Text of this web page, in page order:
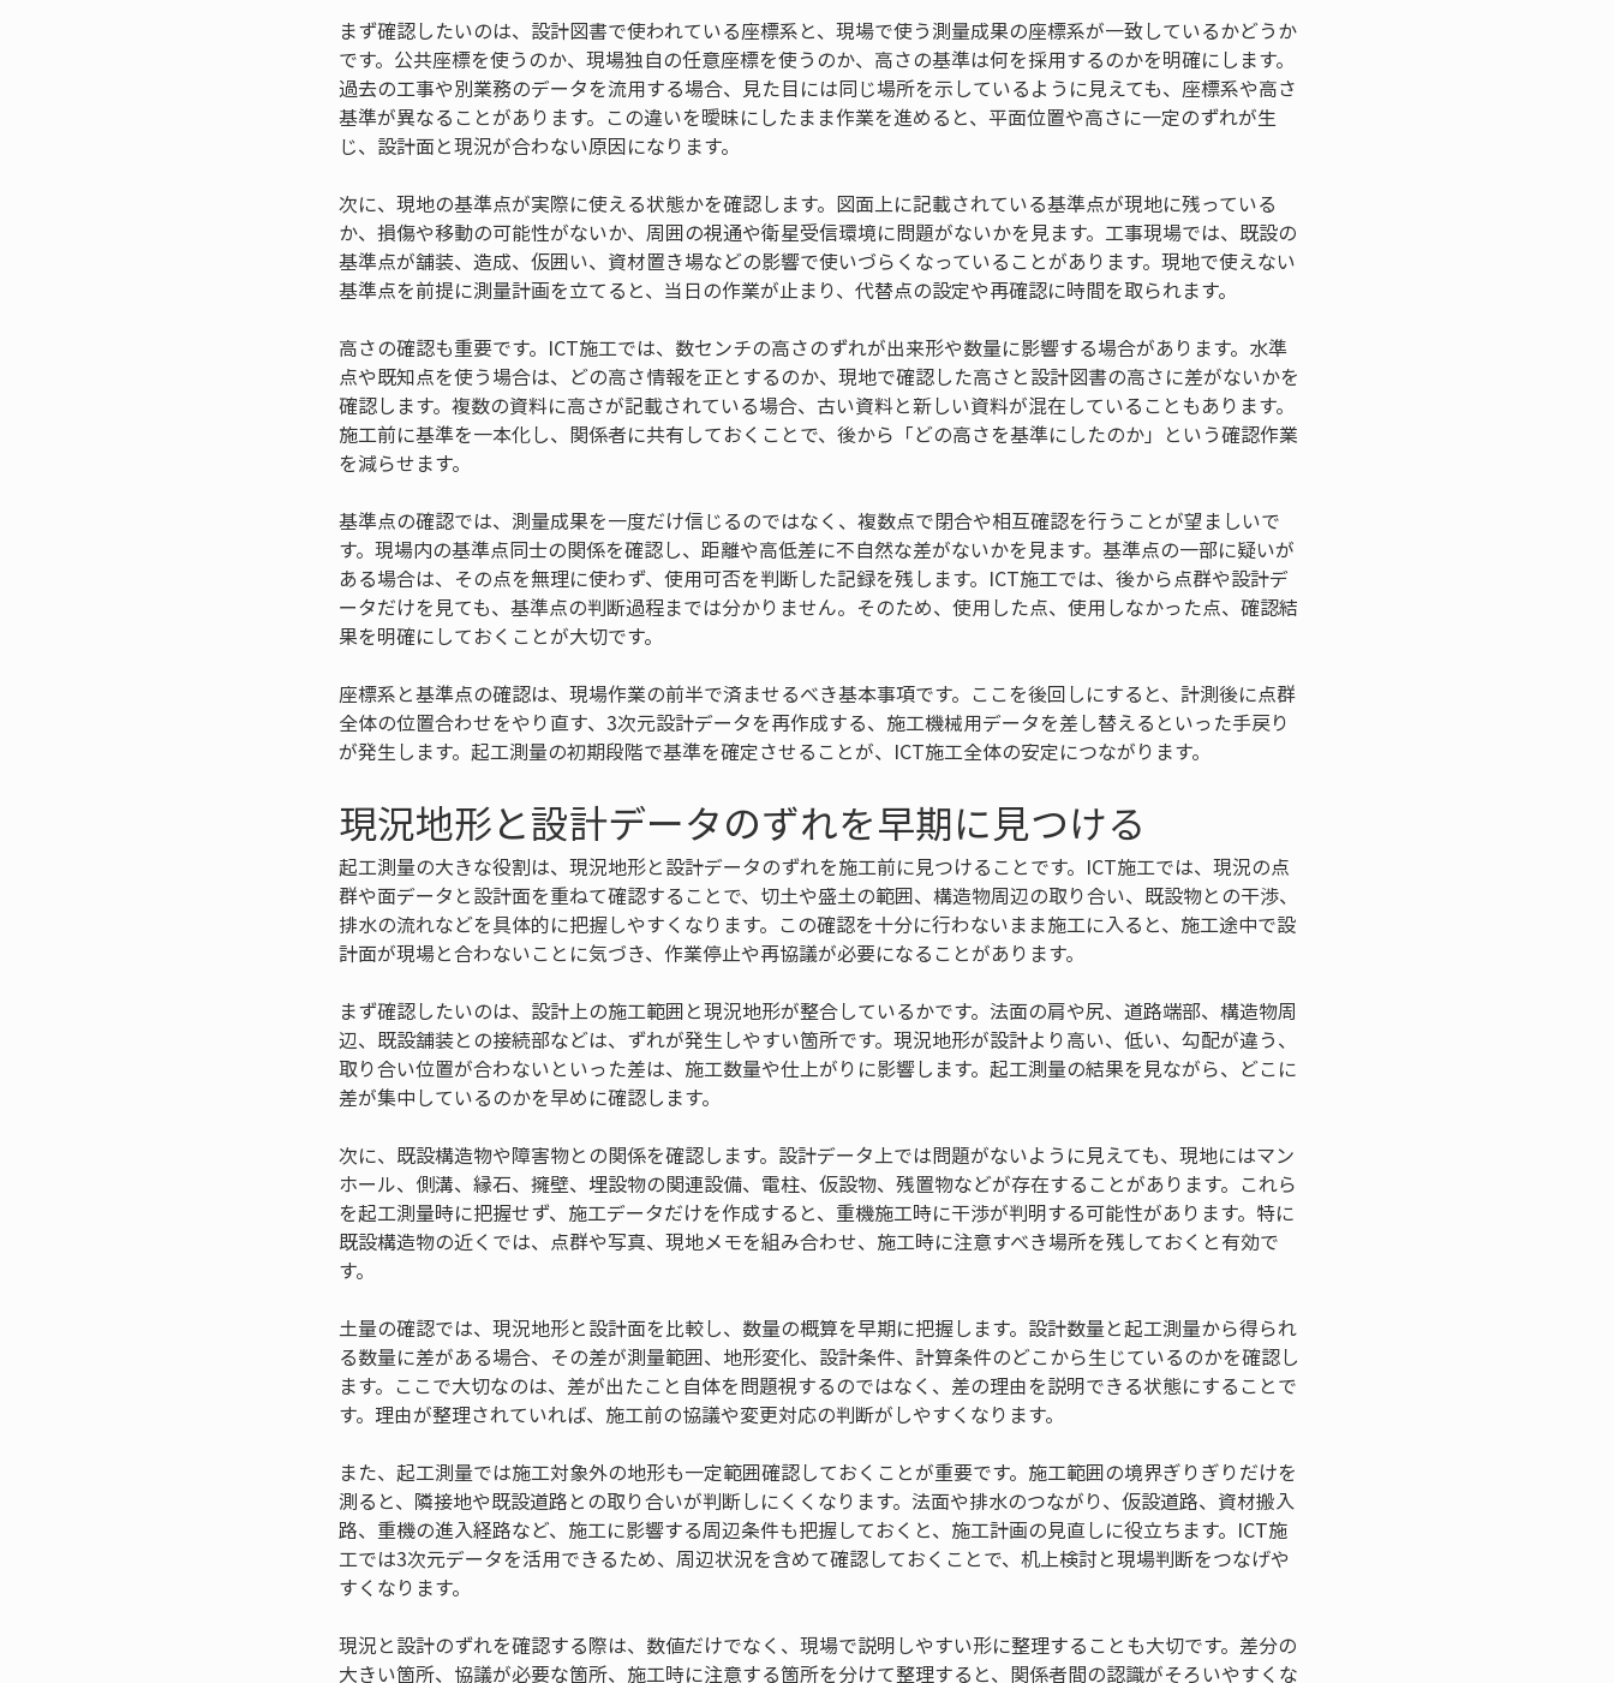
まず確認したいのは、設計図書で使われている座標系と、現場で使う測量成果の座標系が一致しているかどうか
です。公共座標を使うのか、現場独自の任意座標を使うのか、高さの基準は何を採用するのかを明確にします。
過去の工事や別業務のデータを流用する場合、見た目には同じ場所を示しているように見えても、座標系や高さ
基準が異なることがあります。この違いを曖昧にしたまま作業を進めると、平面位置や高さに一定のずれが生
じ、設計面と現況が合わない原因になります。
次に、現地の基準点が実際に使える状態かを確認します。図面上に記載されている基準点が現地に残っている
か、損傷や移動の可能性がないか、周囲の視通や衛星受信環境に問題がないかを見ます。工事現場では、既設の
基準点が舗装、造成、仮囲い、資材置き場などの影響で使いづらくなっていることがあります。現地で使えない
基準点を前提に測量計画を立てると、当日の作業が止まり、代替点の設定や再確認に時間を取られます。
高さの確認も重要です。ICT施工では、数センチの高さのずれが出来形や数量に影響する場合があります。水準
点や既知点を使う場合は、どの高さ情報を正とするのか、現地で確認した高さと設計図書の高さに差がないかを
確認します。複数の資料に高さが記載されている場合、古い資料と新しい資料が混在していることもあります。
施工前に基準を一本化し、関係者に共有しておくことで、後から「どの高さを基準にしたのか」という確認作業
を減らせます。
基準点の確認では、測量成果を一度だけ信じるのではなく、複数点で閉合や相互確認を行うことが望ましいで
す。現場内の基準点同士の関係を確認し、距離や高低差に不自然な差がないかを見ます。基準点の一部に疑いが
ある場合は、その点を無理に使わず、使用可否を判断した記録を残します。ICT施工では、後から点群や設計デ
ータだけを見ても、基準点の判断過程までは分かりません。そのため、使用した点、使用しなかった点、確認結
果を明確にしておくことが大切です。
座標系と基準点の確認は、現場作業の前半で済ませるべき基本事項です。ここを後回しにすると、計測後に点群
全体の位置合わせをやり直す、3次元設計データを再作成する、施工機械用データを差し替えるといった手戻り
が発生します。起工測量の初期段階で基準を確定させることが、ICT施工全体の安定につながります。
現況地形と設計データのずれを早期に見つける
起工測量の大きな役割は、現況地形と設計データのずれを施工前に見つけることです。ICT施工では、現況の点
群や面データと設計面を重ねて確認することで、切土や盛土の範囲、構造物周辺の取り合い、既設物との干渉、
排水の流れなどを具体的に把握しやすくなります。この確認を十分に行わないまま施工に入ると、施工途中で設
計面が現場と合わないことに気づき、作業停止や再協議が必要になることがあります。
まず確認したいのは、設計上の施工範囲と現況地形が整合しているかです。法面の肩や尻、道路端部、構造物周
辺、既設舗装との接続部などは、ずれが発生しやすい箇所です。現況地形が設計より高い、低い、勾配が違う、
取り合い位置が合わないといった差は、施工数量や仕上がりに影響します。起工測量の結果を見ながら、どこに
差が集中しているのかを早めに確認します。
次に、既設構造物や障害物との関係を確認します。設計データ上では問題がないように見えても、現地にはマン
ホール、側溝、縁石、擁壁、埋設物の関連設備、電柱、仮設物、残置物などが存在することがあります。これら
を起工測量時に把握せず、施工データだけを作成すると、重機施工時に干渉が判明する可能性があります。特に
既設構造物の近くでは、点群や写真、現地メモを組み合わせ、施工時に注意すべき場所を残しておくと有効で
す。
土量の確認では、現況地形と設計面を比較し、数量の概算を早期に把握します。設計数量と起工測量から得られ
る数量に差がある場合、その差が測量範囲、地形変化、設計条件、計算条件のどこから生じているのかを確認し
ます。ここで大切なのは、差が出たこと自体を問題視するのではなく、差の理由を説明できる状態にすることで
す。理由が整理されていれば、施工前の協議や変更対応の判断がしやすくなります。
また、起工測量では施工対象外の地形も一定範囲確認しておくことが重要です。施工範囲の境界ぎりぎりだけを
測ると、隣接地や既設道路との取り合いが判断しにくくなります。法面や排水のつながり、仮設道路、資材搬入
路、重機の進入経路など、施工に影響する周辺条件も把握しておくと、施工計画の見直しに役立ちます。ICT施
工では3次元データを活用できるため、周辺状況を含めて確認しておくことで、机上検討と現場判断をつなげや
すくなります。
現況と設計のずれを確認する際は、数値だけでなく、現場で説明しやすい形に整理することも大切です。差分の
大きい箇所、協議が必要な箇所、施工時に注意する箇所を分けて整理すると、関係者間の認識がそろいやすくな